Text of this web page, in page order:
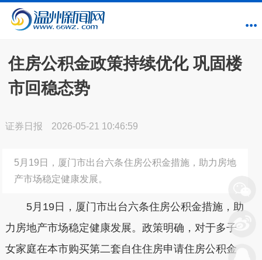
住房公积金政策持续优化 巩固楼
市回稳态势
证券日报 2026-05-21 10:46:59
5月19日，厦门市出台六条住房公积金措施，助力房地
产市场稳定健康发展。
5月19日，厦门市出台六条住房公积金措施，助
力房地产市场稳定健康发展。政策明确，对于多子
女家庭在本市购买第二套自住住房申请住房公积金